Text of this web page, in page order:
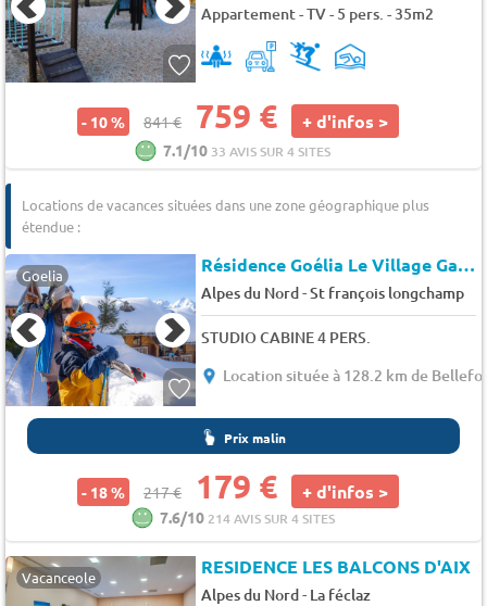
Appartement - TV - 5 pers. - 35m2
- 10 % 841 € 759 € + d'infos >
7.1/10 33 AVIS SUR 4 SITES
Locations de vacances situées dans une zone géographique plus
étendue :
Goelia Résidence Goélia Le Village Gaulois
Alpes du Nord-St françois longchamp
STUDIO CABINE 4 PERS.
Location située à 128.2 km de
Prix malin
- 18 % 217 € 179 € + d'infos >
7.6/10 214 AVIS SUR 4 SITES
Vacanceole RESIDENCE LES BALCONS D'AIX
Alpes du Nord- La féclaz